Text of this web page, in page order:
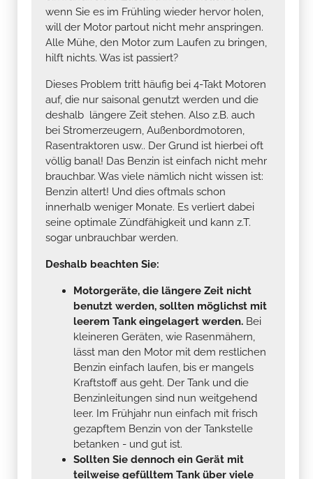
Alle Mühe, den Motor zum Laufen zu bringen,
hilft nichts. Was ist passiert?
Dieses Problem tritt häufig bei 4-Takt Motoren
auf, die nur saisonal genutzt werden und die
deshalb längere Zeit stehen. Also z.B. auch
bei Stromerzeugern, Außenbordmotoren,
Rasentraktoren usw.. Der Grund ist hierbei oft
völlig banal! Das Benzin ist einfach nicht mehr
brauchbar. Was viele nämlich nicht wissen ist:
Benzin altert! Und dies oftmals schon
innerhalb weniger Monate. Es verliert dabei
seine optimale Zündfähigkeit und kann z.T.
sogar unbrauchbar werden.
Deshalb beachten Sie:
benutzt werden, sollten möglichst mit
leerem Tank eingelagert werden.Bei
kleineren Geräten, wie Rasenmähern,
lässt man den Motor mit dem restlichen
Benzin einfach laufen, bis er mangels
Kraftstoff aus geht. Der Tank und die
Benzinleitungen sind nun weitgehend
leer. Im Frühjahr nun einfach mit frisch
gezapftem Benzin von der Tankstelle
betanken - und gut ist.
Sollten Sie dennoch ein Gerät mit
teilweise gefülltem Tank über viele
Monate eingelagert haben, füllen Sie
den Tank im Frühjahr zusätzlich mit